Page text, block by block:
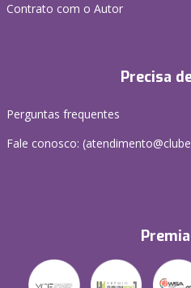
Contrato com o Autor
Precisa
Perguntas frequentes
Fale conosco: (